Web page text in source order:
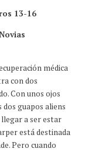
13-16
médica
con dos
Con unos ojos
guapos aliens
llegar a ser estar
está destinada
Pero cuando